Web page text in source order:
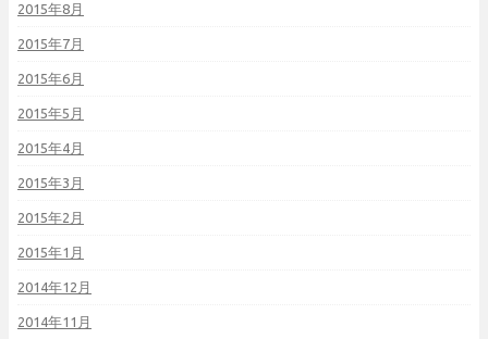
2015年8月
2015年7月
2015年6月
2015年5月
2015年4月
2015年3月
2015年2月
2015年1月
2014年12月
2014年11月